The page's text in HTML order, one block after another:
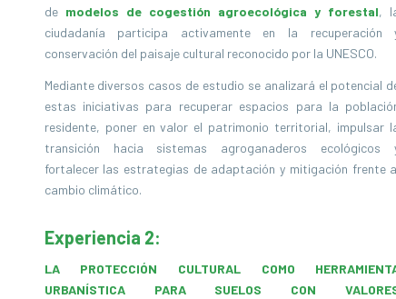
de modelos de cogestión agroecológica y forestal,
ciudadanía participa activamente en la recuperación
conservación del paisaje cultural reconocido por la UNESCO.
Mediante diversos casos de estudio se analizará el potencial
estas iniciativas para recuperar espacios para la
residente, poner en valor el patrimonio territorial, impulsar
transición hacia sistemas agroganaderos ecológicos
fortalecer las estrategias de adaptación y mitigación frente
cambio climático.
Experiencia 2:
LA PROTECCIÓN CULTURAL COMO
URBANÍSTICA PARA SUELOS CON